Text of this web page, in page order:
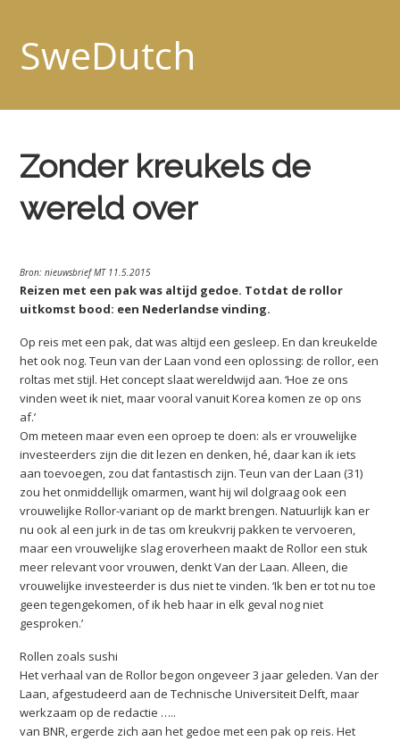
SweDutch
Zonder kreukels de
wereld over
Bron: nieuwsbrief MT 11.5.2015
Reizen met een pak was altijd gedoe. Totdat de rollor
uitkomst bood: een Nederlandse vinding.
Op reis met een pak, dat was altijd een gesleep. En dan kreukelde
het ook nog. Teun van der Laan vond een oplossing: de rollor, een
roltas met stijl. Het concept slaat wereldwijd aan. ‘Hoe ze ons
vinden weet ik niet, maar vooral vanuit Korea komen ze op ons
af.’
Om meteen maar even een oproep te doen: als er vrouwelijke
investeerders zijn die dit lezen en denken, hé, daar kan ik iets
aan toevoegen, zou dat fantastisch zijn. Teun van der Laan (31)
zou het onmiddellijk omarmen, want hij wil dolgraag ook een
vrouwelijke Rollor-variant op de markt brengen. Natuurlijk kan er
nu ook al een jurk in de tas om kreukvrij pakken te vervoeren,
maar een vrouwelijke slag eroverheen maakt de Rollor een stuk
meer relevant voor vrouwen, denkt Van der Laan. Alleen, die
vrouwelijke investeerder is dus niet te vinden. ‘Ik ben er tot nu toe
geen tegengekomen, of ik heb haar in elk geval nog niet
gesproken.’
Rollen zoals sushi
Het verhaal van de Rollor begon ongeveer 3 jaar geleden. Van der
Laan, afgestudeerd aan de Technische Universiteit Delft, maar
werkzaam op de redactie …..
van BNR, ergerde zich aan het gedoe met een pak op reis. Het